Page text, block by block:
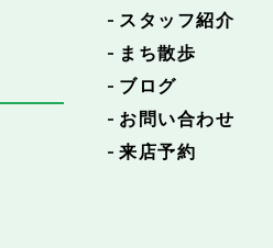
スタッフ紹介
まち散歩
ブログ
お問い合わせ
来店予約